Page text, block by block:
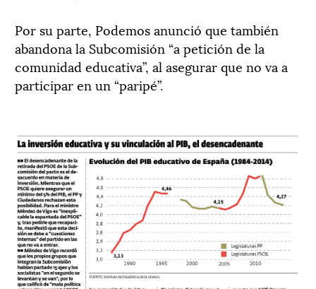
Por su parte, Podemos anunció que también
abandona la Subcomisión “a petición de la
comunidad educativa”, al asegurar que no va a
participar en un “paripé”.